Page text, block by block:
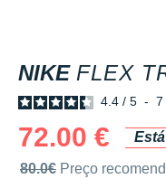
NIKE FLEX
4.4 / 5 - 7
72.00 €
Preço de venda
80.0€ Preço